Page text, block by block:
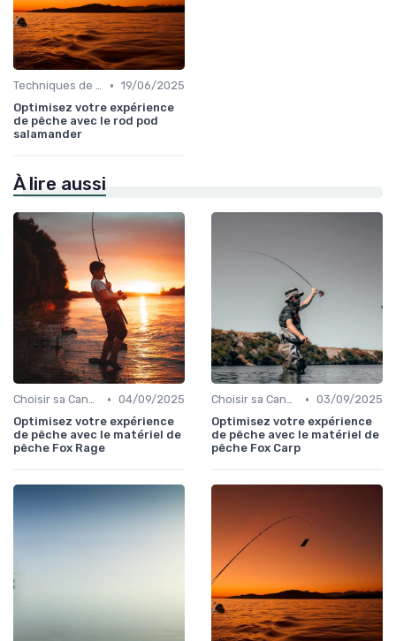
Techniques de Pêche • 19/06/2025
Optimisez votre expérience
de pêche avec le rod pod
salamander
À lire aussi
Choisir sa Canne et son Équipement • 04/09/2025
Optimisez votre expérience
de pêche avec le matériel de
pêche Fox Rage
Choisir sa Canne et son Équipement • 03/09/2025
Optimisez votre expérience
de pêche avec le matériel de
pêche Fox Carp